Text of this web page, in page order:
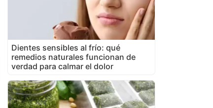
Dientes sensibles al frío: qué
remedios naturales funcionan de
verdad para calmar el dolor